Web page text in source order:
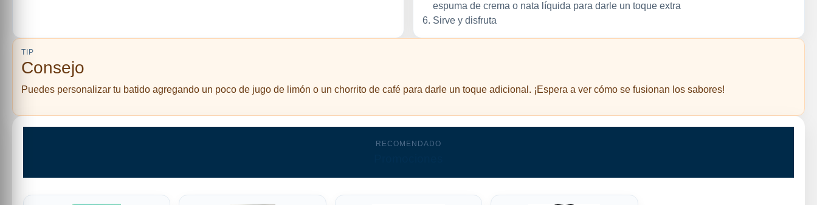
espuma de crema o nata líquida para darle un toque extra
Sirve y disfruta
TIP
Consejo
Puedes personalizar tu batido agregando un poco de jugo de limón o un chorrito de café para darle un toque adicional. ¡Espera a ver cómo se fusionan los sabores!
RECOMENDADO